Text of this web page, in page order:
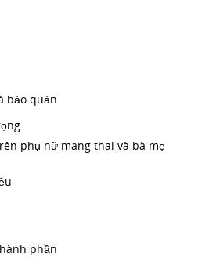
bảo quản
phụ nữ mang thai và bà mẹ
phần